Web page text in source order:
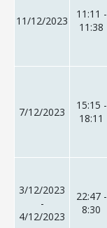
11/12/2023
11:11 -
11:38
7/12/2023
15:15 -
18:11
3/12/2023
-
4/12/2023
22:47 -
8:30